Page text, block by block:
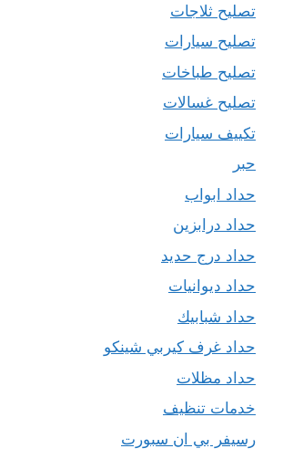
تصليح ثلاجات
تصليح سيارات
تصليح طباخات
تصليح غسالات
تكييف سيارات
حبر
حداد ابواب
حداد درابزين
حداد درج حديد
حداد ديوانيات
حداد شبابيك
حداد غرف كيربي شينكو
حداد مظلات
خدمات تنظيف
رسيفر بي ان سبورت